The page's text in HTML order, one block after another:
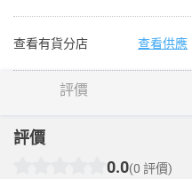
查看有貨分店 查看供應
評價
評價
0.0(0 評價)